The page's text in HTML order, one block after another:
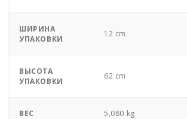
ШИРИНА
УПАКОВКИ
12 cm
ВЫСОТА
УПАКОВКИ
62 cm
ВЕС 5,080 kg